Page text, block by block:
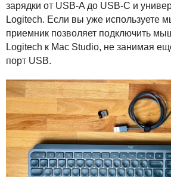
зарядки от USB-A до USB-C и
Logitech. Если вы уже используете
приемник позволяет подключить
Logitech к Mac Studio, не занимая
порт USB.